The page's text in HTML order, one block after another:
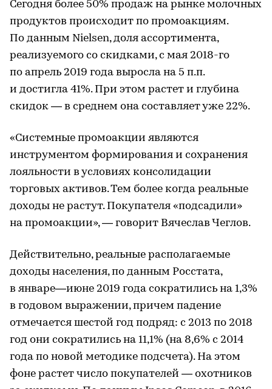
Сегодня более 50% продаж на рынке молочных
продуктов происходит по промоакциям.
По данным Nielsen, доля ассортимента,
реализуемого со скидками, с мая 2018-го
по апрель 2019 года выросла на 5 п.п.
и достигла 41%. При этом растет и глубина
скидок — в среднем она составляет уже 22%.
«Системные промоакции являются
инструментом формирования и сохранения
лояльности в условиях консолидации
торговых активов. Тем более когда реальные
доходы не растут. Покупателя «подсадили»
на промоакции», — говорит Вячеслав Чеглов.
Действительно, реальные располагаемые
доходы населения, по данным Росстата,
в январе—июне 2019 года сократились на 1,3%
в годовом выражении, причем падение
отмечается шестой год подряд: с 2013 по 2018
год они сократились на 11,1% (на 8,6% с 2014
года по новой методике подсчета). На этом
фоне растет число покупателей — охотников